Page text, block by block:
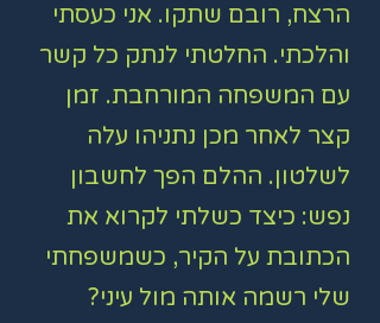
הרצח, רובם שתקו. אני כעסתי
והלכתי. החלטתי לנתק כל קשר
עם המשפחה המורחבת. זמן
קצר לאחר מכן נתניהו עלה
לשלטון. ההלם הפך לחשבון
נפש: כיצד כשלתי לקרוא את
הכתובת על הקיר, כשמשפחתי
שלי רשמה אותה מול עיני?